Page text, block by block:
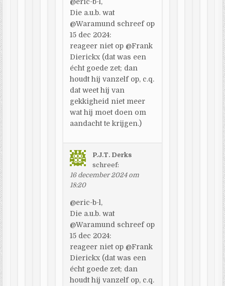
Die a.u.b. wat
@Waramund schreef op
15 dec 2024:
reageer niet op @Frank
Dierickx (dat was een
écht goede zet; dan
houdt hij vanzelf op, c.q.
dat weet hij van
gekkigheid niet meer
wat hij moet doen om
aandacht te krijgen.)
P.J.T. Derks
schreef:
16 december 2024 om
18:20
@eric-b-l,
Die a.u.b. wat
@Waramund schreef op
15 dec 2024:
reageer niet op @Frank
Dierickx (dat was een
écht goede zet; dan
houdt hij vanzelf op, c.q.